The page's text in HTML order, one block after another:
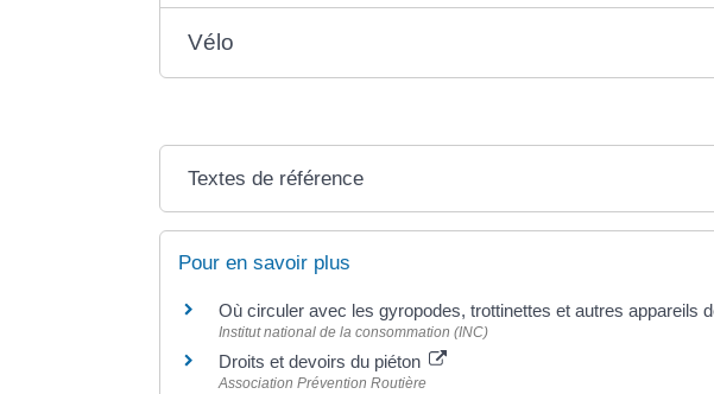
Vélo
Textes de référence
Pour en savoir plus
Où circuler avec les gyropodes, trottinettes et autres appareils
Institut national de la consommation (INC)
Droits et devoirs du piéton
Association Prévention Routière